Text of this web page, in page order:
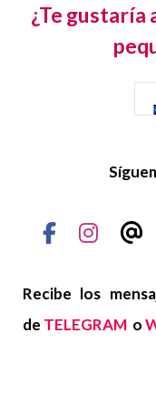
¿Te gustaría
Recibe los
de TELEGRAM o